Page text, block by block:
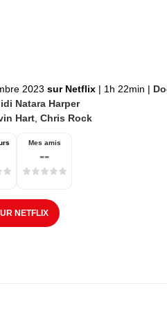
2023 sur Netflix | 1h 22min |
Natara Harper
Hart Chris Rock
Mes amis
--
NETFLIX